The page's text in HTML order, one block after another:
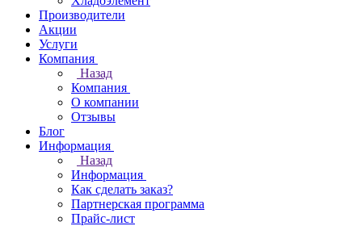
Производители
Акции
Услуги
Компания
Назад
Компания
О компании
Отзывы
Блог
Информация
Назад
Информация
Как сделать заказ?
Партнерская программа
Прайс-лист